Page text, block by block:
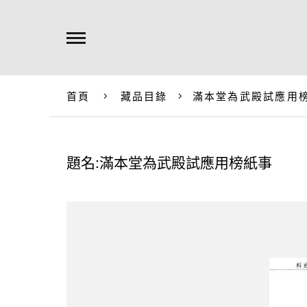
首頁 藏品目錄 滿本堂為武殿試應用
題名:滿本堂為武殿試應用榜紙事